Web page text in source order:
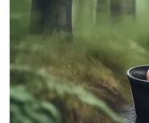
क्रि
के
ट
I
P